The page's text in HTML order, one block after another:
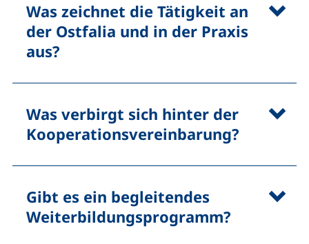
Was zeichnet die Tätigkeit an
der Ostfalia und in der Praxis
aus?
Was verbirgt sich hinter der
Kooperationsvereinbarung?
Gibt es ein begleitendes
Weiterbildungsprogramm?